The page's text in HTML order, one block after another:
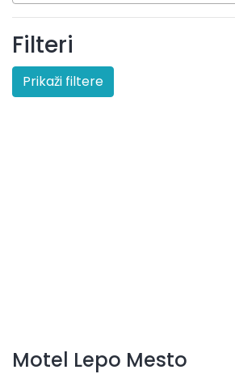
Filteri
Prikaži filtere
Motel Lepo Mesto